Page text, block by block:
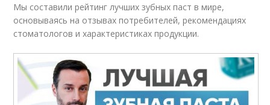
Мы составили рейтинг лучших зубных паст в мире,
основываясь на отзывах потребителей, рекомендациях
стоматологов и характеристиках продукции.